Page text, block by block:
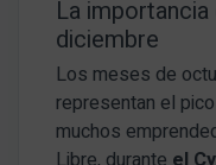
La
diciembre
Los meses de
representan el
muchos